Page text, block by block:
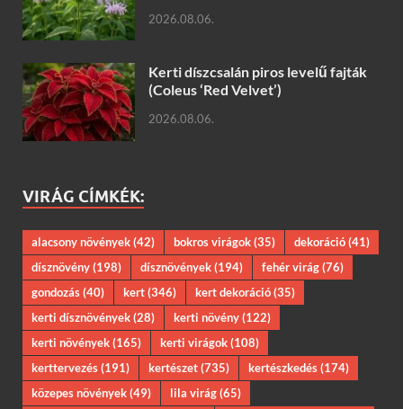
2026.08.06.
Kerti díszcsalán piros levelű fajták
(Coleus ‘Red Velvet’)
2026.08.06.
VIRÁG CÍMKÉK:
alacsony növények(42) bokros virágok(35) dekoráció(41)
dísznövény(198) dísznövények(194) fehér virág(76)
gondozás(40) kert(346) kert dekoráció(35)
kerti dísznövények(28) kerti növény(122)
kerti növények(165) kerti virágok(108)
kerttervezés(191) kertészet(735) kertészkedés(174)
közepes növények(49) lila virág(65)